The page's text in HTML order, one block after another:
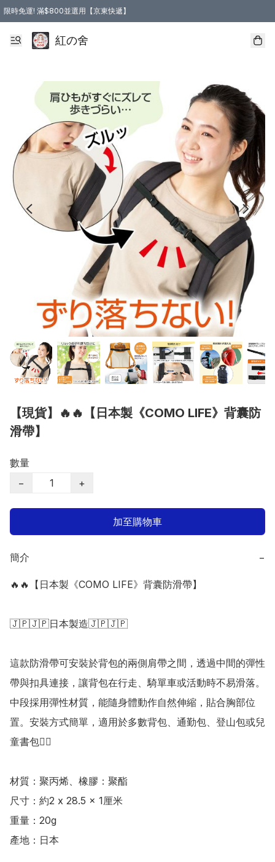
限時免運! 滿$800並選用【京東快遞】
紅の舍
【現貨】🔥🔥【日本製《COMO LIFE》背囊防
滑帶】
數量
−
+
加至購物車
簡介 −
🔥🔥【日本製《COMO LIFE》背囊防滑帶】
🇯🇵🇯🇵日本製造🇯🇵🇯🇵
這款防滑帶可安裝於背包的兩側肩帶之間，透過中間的彈性
帶與扣具連接，讓背包在行走、騎單車或活動時不易滑落。
中段採用彈性材質，能隨身體動作自然伸縮，貼合胸部位
置。安裝方式簡單，適用於多數背包、通勤包、登山包或兒
童書包👍🏻
材質：聚丙烯、橡膠：聚酯
尺寸：約2 x 28.5 x 1厘米
重量：20g
產地：日本